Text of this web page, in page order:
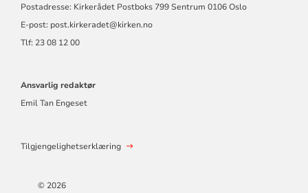
Postadresse: Kirkerådet Postboks 799 Sentrum 0106 Oslo
E-post: post.kirkeradet@kirken.no
Tlf: 23 08 12 00
Ansvarlig redaktør
Emil Tan Engeset
Tilgjengelighetserklæring
© 2026